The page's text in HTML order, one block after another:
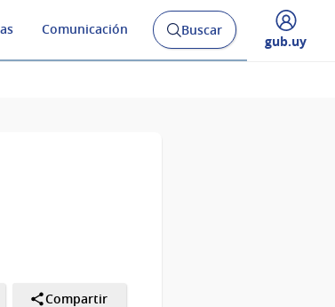
Comunicación
Abrir
buscador
Buscar
Desplegar
gub.uy
Compartir